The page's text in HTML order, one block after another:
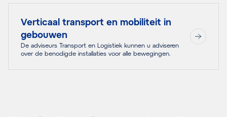
Verticaal transport en mobiliteit in
gebouwen
De adviseurs Transport en Logistiek kunnen u adviseren
over de benodigde installaties voor alle bewegingen.